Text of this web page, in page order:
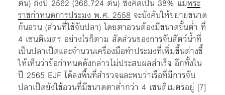
ตัน) ถึงปี 2562 (366,724 ตัน) ซึ่งคิดเป็น 38% แม้พระ
ราชกำหนดการประมง พ.ศ. 2558 จะบังคับให้ขยายขนาด
ก้นอวน (ส่วนที่ใช้จับปลา) โดยตาอวนต้องมีขนาดขั้นต่ำ ที่
4 เซนติเมตร อย่างไรก็ตาม สัดส่วนของการจับสัตว์น้ำที่
เป็นปลาเป็ดและจำนวนเครื่องมือทำประมงที่เพิ่มขึ้นต่างชี้
ให้เห็นว่าข้อกำหนดดังกล่าวไม่ประสบผลสำเร็จ อีกทั้งใน
ปี 2565 EJF ได้ลงพื้นที่สำรวจและพบว่าเรือที่มีการจับ
ปลาเป็ดยังใช้อวนที่มีขนาดตาต่ำกว่า 4 เซนติเมตรอยู่ [7]